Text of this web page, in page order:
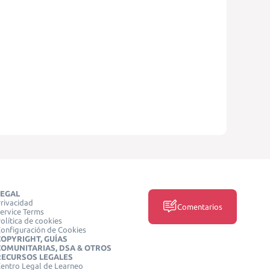
Terms
de cookies
de Cookies
GUÍAS
DSA & OTROS
LEGALES
Legal de Learneo
Comentarios